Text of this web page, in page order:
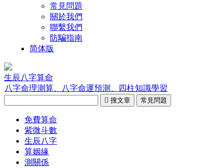
常見問題
關於我們
聯繫我們
防騙指南
简体版
生辰八字算命
八字命理測算、八字命運預測、四柱知識學習
 搜文章 常見問題
免費算命
紫微斗數
生辰八字
算姻緣
測關係